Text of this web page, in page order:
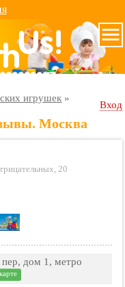
игрушек »
Вход
Москва
,20
пер, дом 1, метро